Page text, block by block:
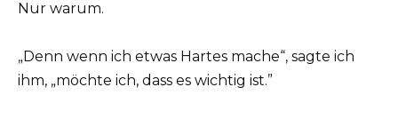
Nur warum.
„Denn wenn ich etwas Hartes mache“, sagte ich
ihm, „möchte ich, dass es wichtig ist.”